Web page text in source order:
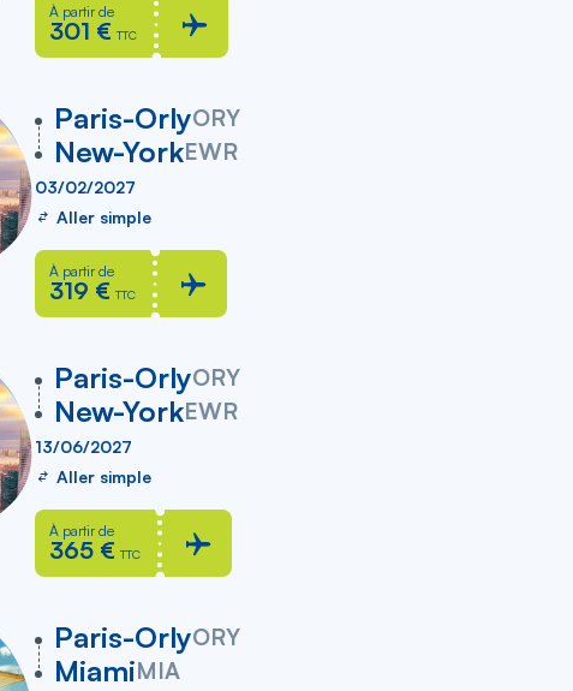
À partir de
301 € TTC
Paris-OrlyORY
vers
New-YorkEWR
03/02/2027
Aller simple
À partir de
319 € TTC
Paris-OrlyORY
vers
New-YorkEWR
13/06/2027
Aller simple
À partir de
365 € TTC
Paris-OrlyORY
vers
MiamiMIA